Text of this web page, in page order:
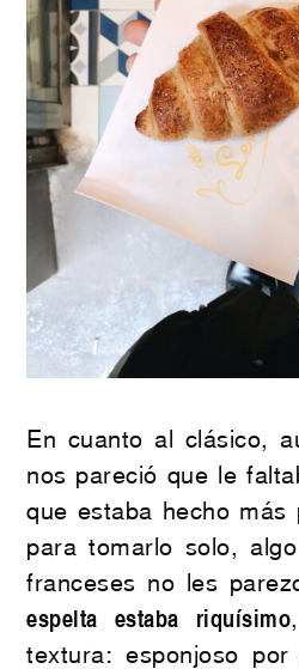
En cuanto al clásico,
nos pareció que le
que estaba hecho más
para tomarlo solo,
franceses no les
espelta estaba riquísimo
textura: esponjoso